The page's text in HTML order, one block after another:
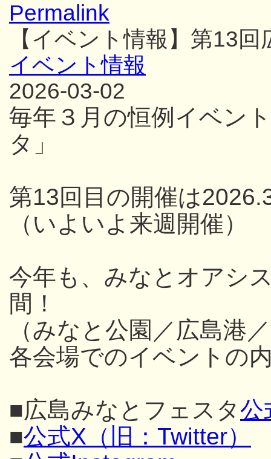
Permalink
【イベント情報】第13
イベント情報
2026-03-02
毎年３月の恒例イベン
タ」
第13回目の開催は
（いよいよ来週開催）
今年も、みなとオアシ
間！
（みなと公園／広島港
各会場でのイベントの
■広島みなとフェスタ公
■公式X（旧：Twitter）